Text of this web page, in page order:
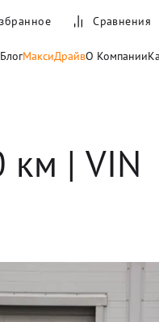
БлогМаксиДрайвО Компании
Сравнения
км | VIN